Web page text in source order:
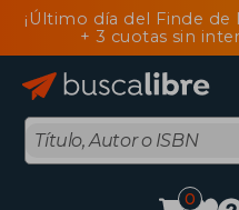
¡Último día del Finde
+ 3 cuotas sin
0